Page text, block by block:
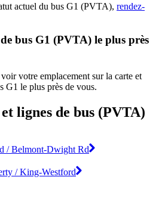
actuel du bus G1 (PVTA), rendez-
bus G1 (PVTA) le plus près
votre emplacement sur la carte et
G1 le plus près de vous.
lignes de bus (PVTA)
/ Belmont-Dwight Rd
/ King-Westford